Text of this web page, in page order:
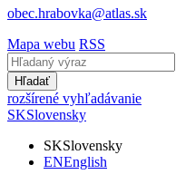
obec.hrabovka@atlas.sk
Mapa webu RSS
Hľadať
rozšírené vyhľadávanie
SKSlovensky
SKSlovensky
ENEnglish